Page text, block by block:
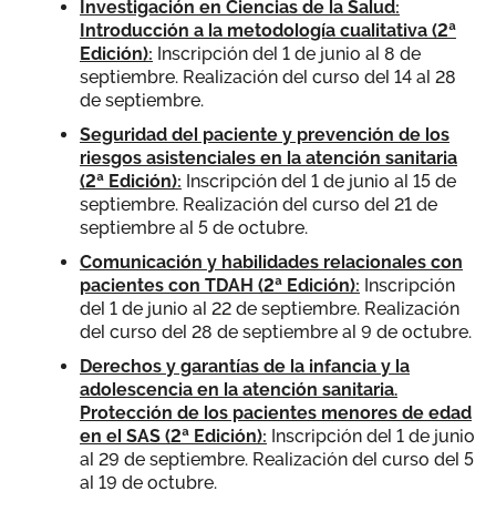
Investigación en Ciencias de la Salud:
Introducción a la metodología cualitativa (2ª
Edición): Inscripción del 1 de junio al 8 de
septiembre. Realización del curso del 14 al 28
de septiembre.
Seguridad del paciente y prevención de los
riesgos asistenciales en la atención sanitaria
(2ª Edición): Inscripción del 1 de junio al 15 de
septiembre. Realización del curso del 21 de
septiembre al 5 de octubre.
Comunicación y habilidades relacionales con
pacientes con TDAH (2ª Edición): Inscripción
del 1 de junio al 22 de septiembre. Realización
del curso del 28 de septiembre al 9 de octubre.
Derechos y garantías de la infancia y la
adolescencia en la atención sanitaria.
Protección de los pacientes menores de edad
en el SAS (2ª Edición): Inscripción del 1 de junio
al 29 de septiembre. Realización del curso del 5
al 19 de octubre.